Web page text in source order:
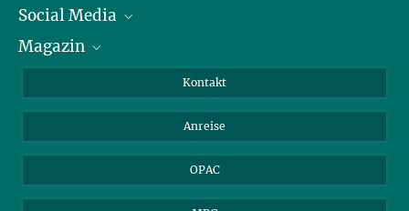
Journalist*innen
Stipendiat*innen
Social Media
LinkedIn
Magazin
Kontakt
Anreise
OPAC